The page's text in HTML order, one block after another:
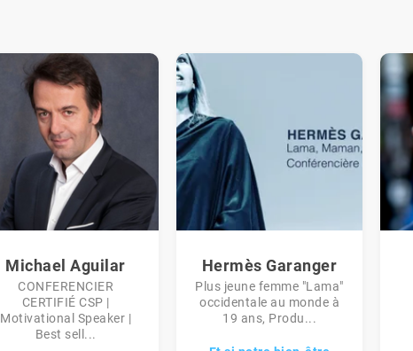
Michael Aguilar
CONFERENCIER
CERTIFIÉ CSP |
Motivational Speaker |
Best sell...
Hermès Garanger
Plus jeune femme "Lama"
occidentale au monde à
19 ans, Produ...